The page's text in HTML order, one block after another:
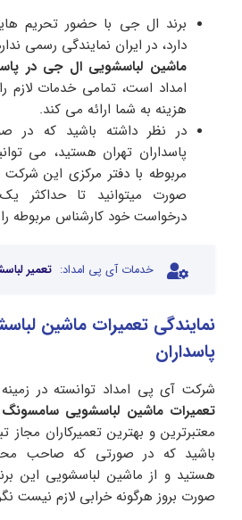
برند ال جی با حضور تحریم
دارد، در ایران نمایندگی رسمی
ماشین لباسشویی ال جی در
امداد است، تمامی خدمات لازم
هزینه به شما ارائه می کند.
در نظر داشته باشید که در
پاسداران تهران هستید، می
مربوطه با دفتر مرکزی این شرکت
صورت میتوانید تا
درخواست خود کارشناس مربوطه
خدمات آی پی امداد: تعمیر
نمایندگی تعمیرات ماشین
پاسداران
شرکت آی‌ پی امداد توانسته در
تعمیرات ماشین لباسشویی سامسونگ
معتبرترین و بهترین تعمیرکاران
باشید که در صورتی که صاحب
هستید و از ماشین لباسشویی این
صورت بروز هرگونه خرابی لازم نیست